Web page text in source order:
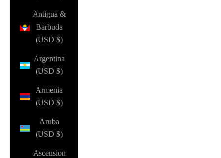
Antigua &
Barbuda
(USD $)
Argentina
(USD $)
Armenia
(USD $)
Aruba
(USD $)
Ascension